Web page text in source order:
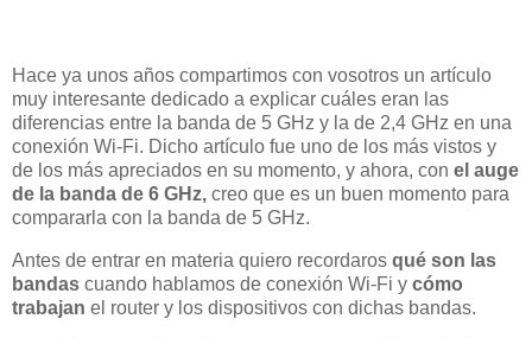
Hace ya unos años compartimos con vosotros un artículo
muy interesante dedicado a explicar cuáles eran las
diferencias entre la banda de 5 GHz y la de 2,4 GHz en una
conexión Wi-Fi. Dicho artículo fue uno de los más vistos y
de los más apreciados en su momento, y ahora, con el auge
de la banda de 6 GHz, creo que es un buen momento para
compararla con la banda de 5 GHz.
Antes de entrar en materia quiero recordaros qué son las
bandas cuando hablamos de conexión Wi-Fi y cómo
trabajan el router y los dispositivos con dichas bandas.